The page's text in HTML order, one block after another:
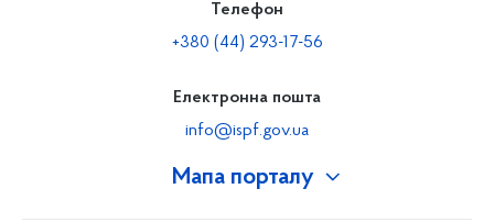
Мапа порталу
Телефон
+380 (44) 293-17-56
Електронна пошта
info@ispf.gov.ua